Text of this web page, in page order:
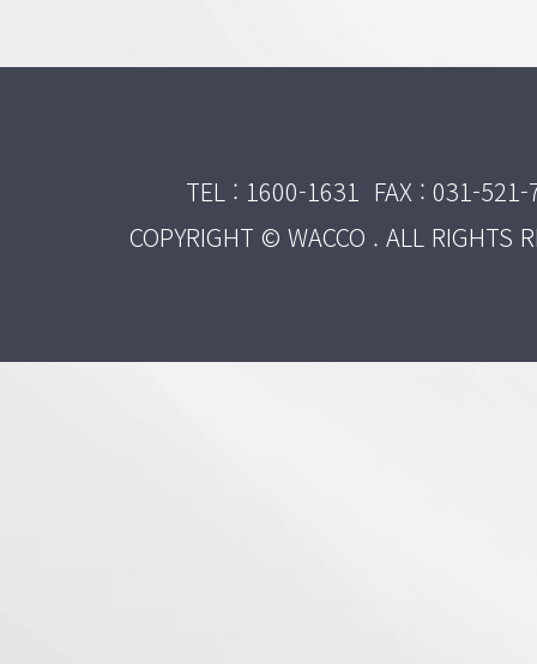
TEL : 1600-1631 FAX : 031-
COPYRIGHT © WACCO . ALL RIGHTS